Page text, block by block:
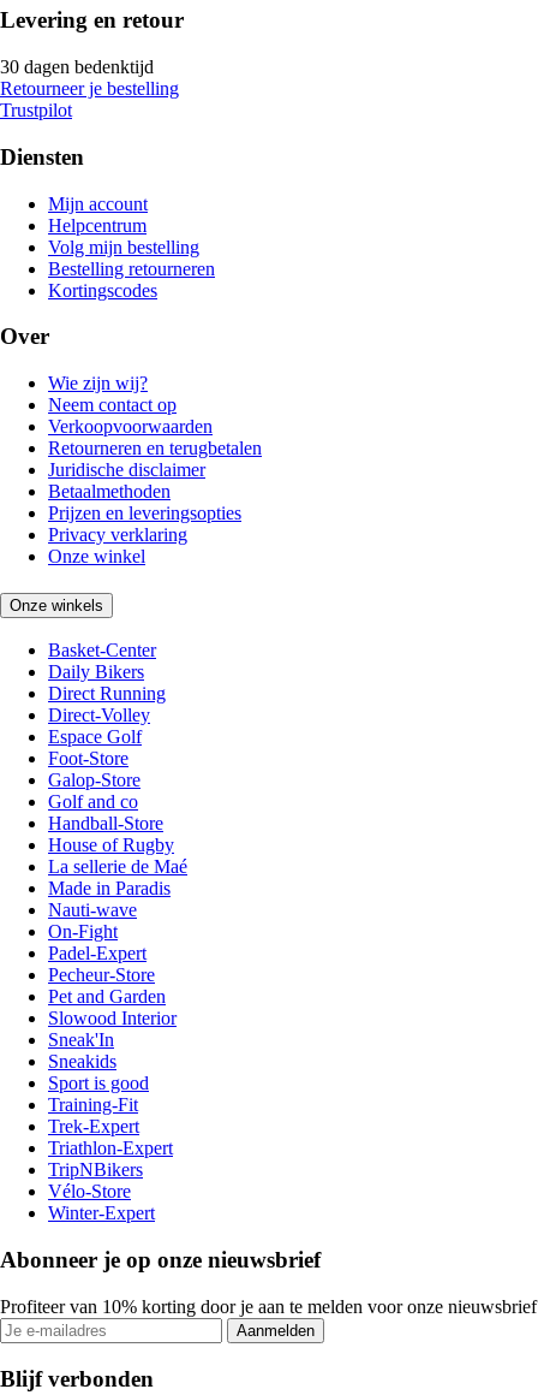
Levering en retour
30 dagen bedenktijd
Retourneer je bestelling
Trustpilot
Diensten
Mijn account
Helpcentrum
Volg mijn bestelling
Bestelling retourneren
Kortingscodes
Over
Wie zijn wij?
Neem contact op
Verkoopvoorwaarden
Retourneren en terugbetalen
Juridische disclaimer
Betaalmethoden
Prijzen en leveringsopties
Privacy verklaring
Onze winkel
Onze winkels
Basket-Center
Daily Bikers
Direct Running
Direct-Volley
Espace Golf
Foot-Store
Galop-Store
Golf and co
Handball-Store
House of Rugby
La sellerie de Maé
Made in Paradis
Nauti-wave
On-Fight
Padel-Expert
Pecheur-Store
Pet and Garden
Slowood Interior
Sneak'In
Sneakids
Sport is good
Training-Fit
Trek-Expert
Triathlon-Expert
TripNBikers
Vélo-Store
Winter-Expert
Abonneer je op onze nieuwsbrief
Profiteer van 10% korting door je aan te melden voor onze nieuwsbrief
Aanmelden
Blijf verbonden